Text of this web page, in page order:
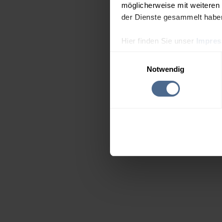
möglicherweise mit
der Dienste gesammelt
Hier finden Sie unser
Notwendig